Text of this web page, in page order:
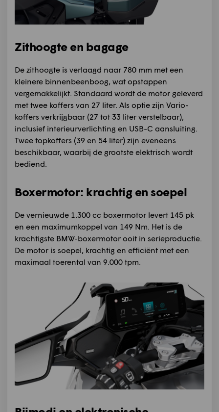
Zithoogte en bagage
De zithoogte is verlaagd naar 780 mm met een
kleinere binnenbeenboog, wat opstappen
vergemakkelijkt. Standaard wordt de motor geleverd
met twee koffers van 27 liter. Als optie zijn Vario-
koffers verkrijgbaar (27 tot 33 liter verstelbaar),
inclusief interieurverlichting en USB-C aansluiting.
Twee topkoffers (39 en 54 liter) zijn eveneens
beschikbaar, waarbij de grootste elektrisch wordt
bediend.
Boxermotor: krachtig en soepel
De vernieuwde 1.300 cc boxermotor levert 145 pk
en een maximumkoppel van 149 Nm. Het is de
krachtigste BMW-boxermotor ooit in serieproductie.
De motor is soepel, krachtig en efficiënt met een
maximaal toerental van 9.000 tpm.